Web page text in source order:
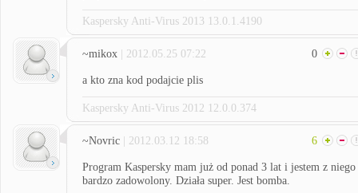
Kaspersky Anti-Virus 2013 13.0.1.4190
~mikox | 2012.05.25 07:22 0
a kto zna kod podajcie plis
Kaspersky Anti-Virus 2012 12.0.0.374
~Novric | 2012.03.12 18:58 6
Program Kaspersky mam już od ponad 3 lat i jestem z niego
bardzo zadowolony. Działa super. Jest bomba.